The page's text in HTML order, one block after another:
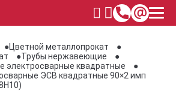
Цветной металлопрокат
Трубы нержавеющие
электросварные квадратные
ЭСВ квадратные 90×2 имп